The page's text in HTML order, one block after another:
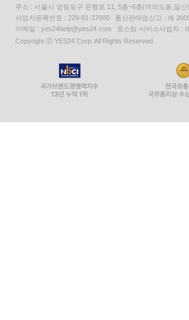
주소 : 서울시 영등포구 은행로 11, 5층~6층(여의도동,일신
사업자등록번호 : 229-81-37000 통신판매업신고 : 제
이메일 : yes24help@yes24.com 호스팅 서비스사업자 :
Copyright ⓒ YES24 Corp. All Rights Reserved.